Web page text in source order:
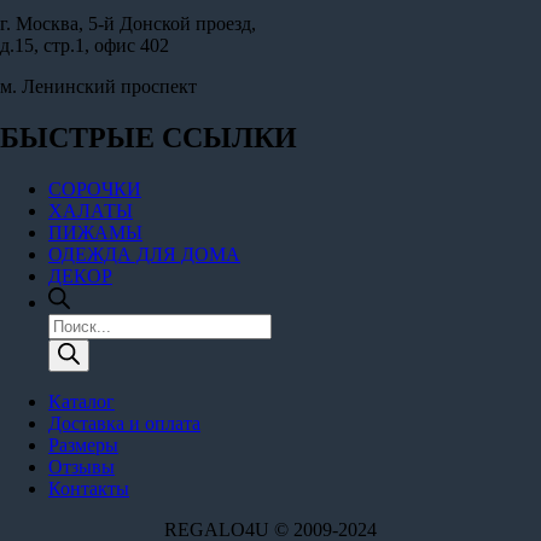
г. Москва, 5-й Донской проезд,
д.15, стр.1, офис 402
м. Ленинский проспект
БЫСТРЫЕ ССЫЛКИ
СОРОЧКИ
ХАЛАТЫ
ПИЖАМЫ
ОДЕЖДА ДЛЯ ДОМА
ДЕКОР
Поиск
товаров
Каталог
Доставка и оплата
Размеры
Отзывы
Контакты
REGALO4U © 2009-2024